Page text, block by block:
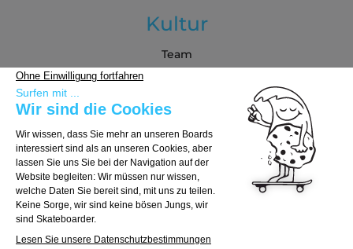
Kultur
Team
Partners
Kaufberatung
Board auswählen